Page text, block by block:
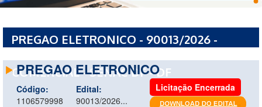
PREGAO ELETRONICO - 90013/2026 -
COMERCIAL - SENAC DF - DF
PREGAO ELETRONICO
Código:
1106579998
Edital:
90013/2026...
Licitação Encerrada